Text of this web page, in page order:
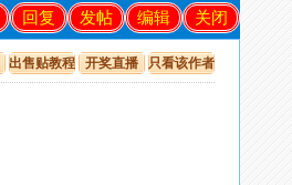
关闭
编辑
发帖
回复
出售贴教程 开奖直播 只看该作者